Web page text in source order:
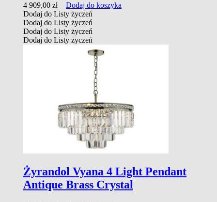
4 909,00 zł
Dodaj do koszyka
Dodaj do Listy życzeń
Dodaj do Listy życzeń
Dodaj do Listy życzeń
Dodaj do Listy życzeń
Żyrandol Vyana 4 Light Pendant
Antique Brass Crystal